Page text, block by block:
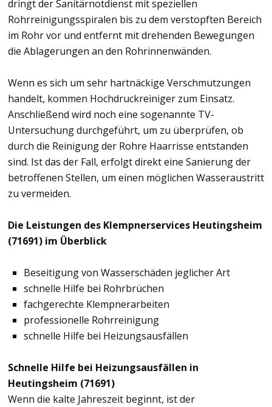
dringt der Sanitärnotdienst mit speziellen
Rohrreinigungsspiralen bis zu dem verstopften Bereich
im Rohr vor und entfernt mit drehenden Bewegungen
die Ablagerungen an den Rohrinnenwänden.
Wenn es sich um sehr hartnäckige Verschmutzungen
handelt, kommen Hochdruckreiniger zum Einsatz.
Anschließend wird noch eine sogenannte TV-
Untersuchung durchgeführt, um zu überprüfen, ob
durch die Reinigung der Rohre Haarrisse entstanden
sind. Ist das der Fall, erfolgt direkt eine Sanierung der
betroffenen Stellen, um einen möglichen Wasseraustritt
zu vermeiden.
Die Leistungen des Klempnerservices Heutingsheim
(71691) im Überblick
Beseitigung von Wasserschäden jeglicher Art
schnelle Hilfe bei Rohrbrüchen
fachgerechte Klempnerarbeiten
professionelle Rohrreinigung
schnelle Hilfe bei Heizungsausfällen
Schnelle Hilfe bei Heizungsausfällen in
Heutingsheim (71691)
Wenn die kalte Jahreszeit beginnt, ist der